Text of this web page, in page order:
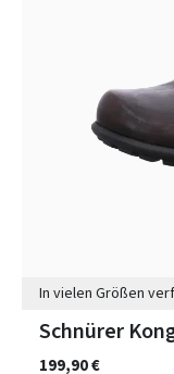
In vielen Größen
Schnürer
199,90 €